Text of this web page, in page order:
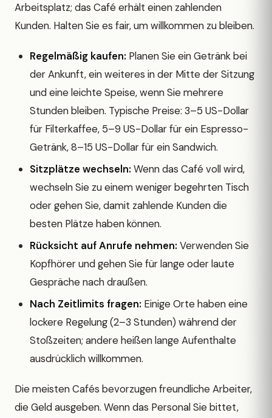
Arbeitsplatz; das Café erhält einen zahlenden
Kunden. Halten Sie es fair, um willkommen zu bleiben.
Regelmäßig kaufen: Planen Sie ein Getränk bei
der Ankunft, ein weiteres in der Mitte der Sitzung
und eine leichte Speise, wenn Sie mehrere
Stunden bleiben. Typische Preise: 3–5 US-Dollar
für Filterkaffee, 5–9 US-Dollar für ein Espresso-
Getränk, 8–15 US-Dollar für ein Sandwich.
Sitzplätze wechseln: Wenn das Café voll wird,
wechseln Sie zu einem weniger begehrten Tisch
oder gehen Sie, damit zahlende Kunden die
besten Plätze haben können.
Rücksicht auf Anrufe nehmen: Verwenden Sie
Kopfhörer und gehen Sie für lange oder laute
Gespräche nach draußen.
Nach Zeitlimits fragen: Einige Orte haben eine
lockere Regelung (2–3 Stunden) während der
Stoßzeiten; andere heißen lange Aufenthalte
ausdrücklich willkommen.
Die meisten Cafés bevorzugen freundliche Arbeiter,
die Geld ausgeben. Wenn das Personal Sie bittet,